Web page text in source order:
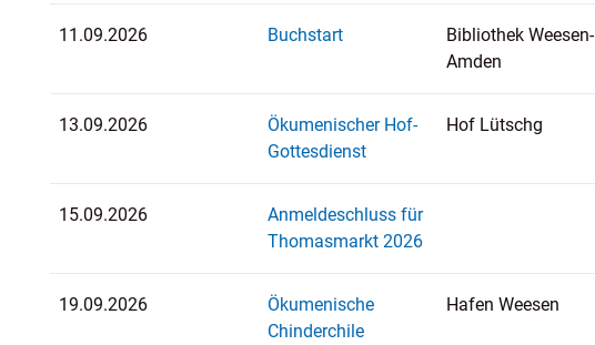
11.09.2026 Buchstart
Bibliothek Weesen-
Amden
13.09.2026
Ökumenischer Hof-
Gottesdienst
Hof Lütschg
15.09.2026
Anmeldeschluss für
Thomasmarkt 2026
19.09.2026
Ökumenische
Chinderchile
Hafen Weesen